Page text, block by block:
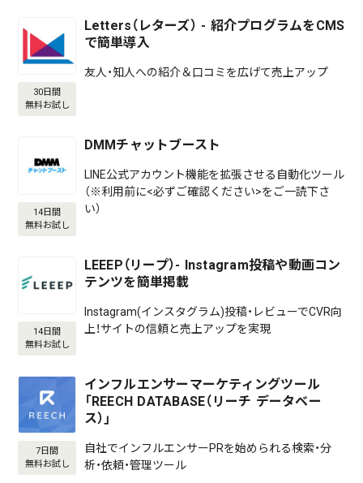
30日間
無料お試し
Letters（レターズ） - 紹介プログラムをCMS
で簡単導入
友人・知人への紹介＆口コミを広げて売上アップ
14日間
無料お試し
DMMチャットブースト
LINE公式アカウント機能を拡張させる自動化ツール
（※利用前に<必ずご確認ください>をご一読下さ
い）
14日間
無料お試し
LEEEP（リープ）- Instagram投稿や動画コン
テンツを簡単掲載
Instagram(インスタグラム)投稿・レビューでCVR向
上！サイトの信頼と売上アップを実現
7日間
無料お試し
インフルエンサーマーケティングツール
「REECH DATABASE（リーチ データベー
ス）」
自社でインフルエンサーPRを始められる検索・分
析・依頼・管理ツール